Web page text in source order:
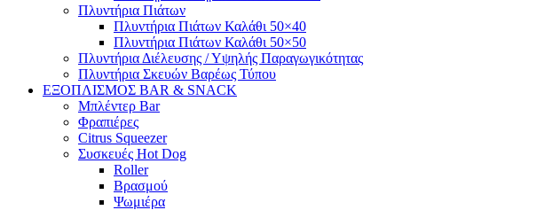
Πλυντήρια Πιάτων
Πλυντήρια Πιάτων Καλάθι 50×40
Πλυντήρια Πιάτων Καλάθι 50×50
Πλυντήρια Διέλευσης / Υψηλής Παραγωγικότητας
Πλυντήρια Σκευών Βαρέως Τύπου
ΕΞΟΠΛΙΣΜΟΣ BAR & SNACK
Μπλέντερ Bar
Φραπιέρες
Citrus Squeezer
Συσκευές Hot Dog
Roller
Βρασμού
Ψωμιέρα